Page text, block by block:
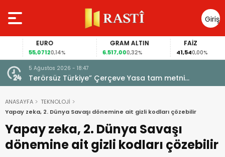
Giriş
Yap
EURO
55,07120,14%
GRAM ALTIN
6.517,000,32%
FAİZ
41,540,00%
5 Ağustos 2026 - 18:47
Terörsüz Türkiye” Çerçeve Yasa tam metni
yayımlandı! 12 Madde neleri kapsıyor?
ANASAYFA
TEKNOLOJİ
Yapay zeka, 2. Dünya Savaşı dönemine ait gizli kodları çözebilir
Yapay zeka, 2. Dünya Savaşı
dönemine ait gizli kodları çözebilir